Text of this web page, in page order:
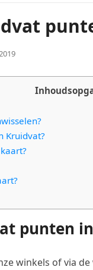
Kruidvat?
punten
winkels of via